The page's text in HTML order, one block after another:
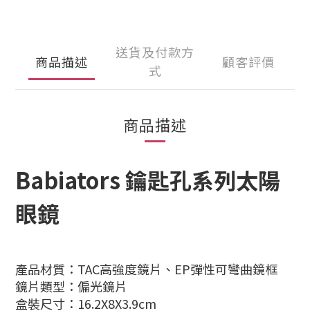
商品描述
送貨及付款方
式
顧客評價
商品描述
Babiators 鑰匙孔系列太陽
眼鏡
產品材質：TAC高強度鏡片、EP彈性可彎曲鏡框
鏡片類型：偏光鏡片
盒裝尺寸：16.2X8X3.9cm